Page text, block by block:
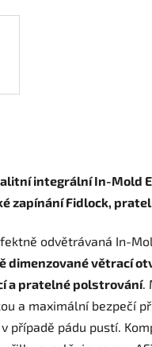
integrální In-Mold
zapínání Fidlock,
odvětrávaná In-
dimenzované větrací
a pratelné polstrování.
a maximální bezpečí
případě pádu pustí.